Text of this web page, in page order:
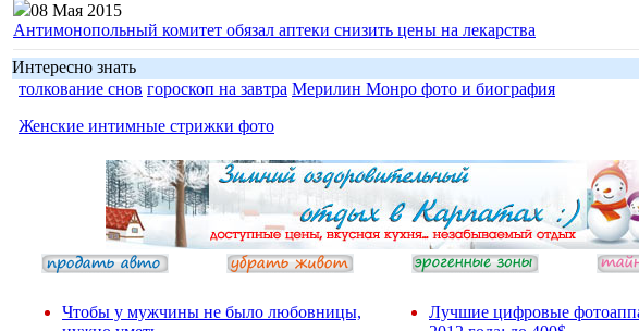
08 Мая 2015
Антимонопольный комитет обязал аптеки снизить цены на лекарства
Интересно знать
толкование снов гороскоп на завтра Мерилин Монро фото и биография
Женские интимные стрижки фото
Чтобы у мужчины не было любовницы,
Лучшие цифровые